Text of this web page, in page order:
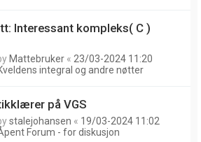
Interessant kompleks( C )
Mattebruker « 23/03-2024 11:20
integral og andre nøtter
på VGS
stalejohansen « 19/03-2024 11:02
Forum - for diskusjon